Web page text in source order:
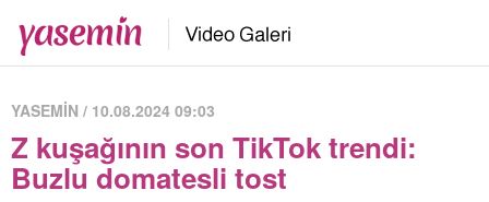
YASEMİN / 10.08.2024 09:03
Z kuşağının son TikTok trendi:
Buzlu domatesli tost